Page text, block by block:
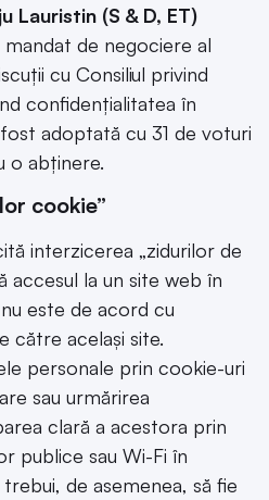
Lauristin (S & D, ET)
de negociere al
cu Consiliul privind
confidențialitatea în
adoptată cu 31 de voturi
o abținere.
cookie”
interzicerea „zidurilor de
accesul la un site web în
este de acord cu
către același site.
personale prin cookie-uri
sau urmărirea
clară a acestora prin
publice sau Wi-Fi în
de asemenea, să fie